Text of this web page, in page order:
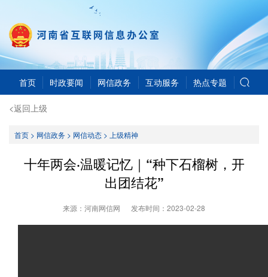
首页 时政要闻 网信政务 互动服务 热点专题
<返回上级
首页> 网信政务> 网信动态> 上级精神
十年两会·温暖记忆｜“种下石榴树，开
出团结花”
来源：河南网信网 发布时间： 2023-02-28